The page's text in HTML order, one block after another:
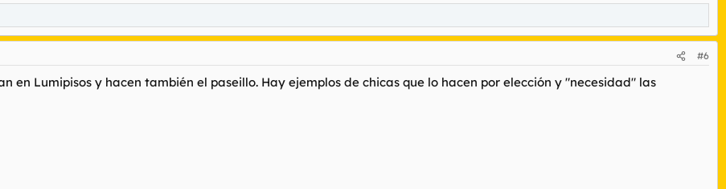
#6
en Lumipisos y hacen también el paseillo. Hay ejemplos de chicas que lo hacen por elección y "necesidad" las